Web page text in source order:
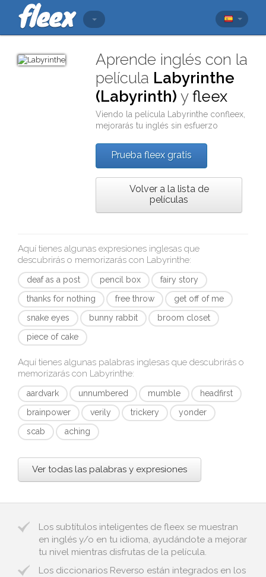
Aprende inglés con la
película Labyrinthe
(Labyrinth) yfleex
Viendo la película Labyrinthe confleex
mejorarás tu inglés sin esfuerzo
Prueba fleex gratis
Volver a la lista de
películas
Aquí tienes algunas expresiones inglesas que
descubrirás o memorizarás con Labyrinthe:
deaf as a post pencil box
fairy story
thanks for nothing
free throw
get off of me
snake eyes
bunny rabbit
broom closet
piece of cake
Aquí tienes algunas palabras inglesas que descubrirás o
memorizarás con Labyrinthe:
aardvark unnumbered mumble
headfirst
brainpower
verily trickery
yonder
scab
aching
Ver todas las palabras y expresiones
Los subtítulos inteligentes de fleex se muestran
en inglés y/o en tu idioma, ayudándote a mejorar
tu nivel mientras disfrutas de la película.
Los diccionarios Reverso están integrados en los